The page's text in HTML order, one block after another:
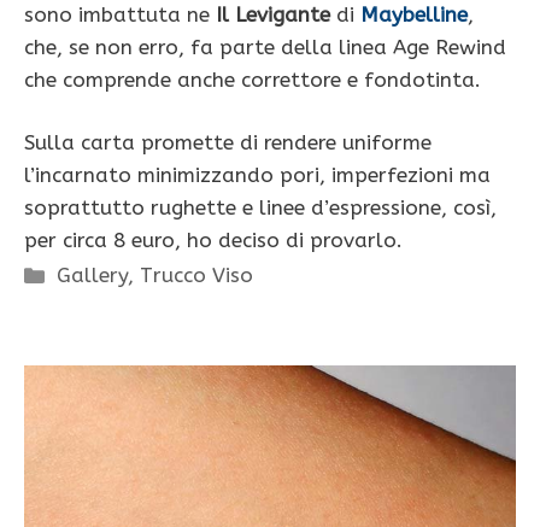
sono imbattuta ne Il Levigantedi Maybelline,
che, se non erro, fa parte della linea Age Rewind
che comprende anche correttore e fondotinta.
Sulla carta promette di rendere uniforme
l’incarnato minimizzando pori, imperfezioni ma
soprattutto rughette e linee d’espressione, così,
per circa 8 euro, ho deciso di provarlo.
Categorie
Gallery, Trucco Viso